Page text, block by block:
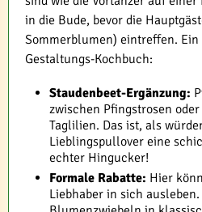
in die Bude, bevor die
Sommerblumen) eintreffen.
Gestaltungs-Kochbuch:
Staudenbeet-Ergänzung:
zwischen Pfingstrosen
Taglilien. Das ist, als
Lieblingspullover eine
echter Hingucker!
Formale Rabatte: Hier
Liebhaber in sich